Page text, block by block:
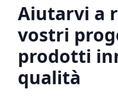
Aiutarvi a
vostri
prodotti
qualità